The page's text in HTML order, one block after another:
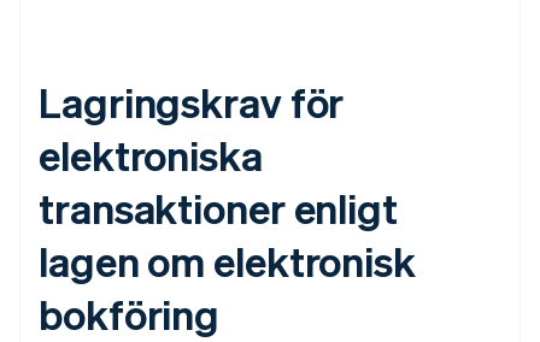
Lagringskrav för
elektroniska
transaktioner enligt
lagen om elektronisk
bokföring